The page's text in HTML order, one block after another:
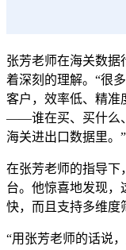
张芳老师在海关数据
着深刻的理解。“很
客户，效率低、精准
——谁在买、买什么
海关进出口数据里。
在张芳老师的指导下
台。他惊喜地发现，
快，而且支持多维度
“用张芳老师的话说